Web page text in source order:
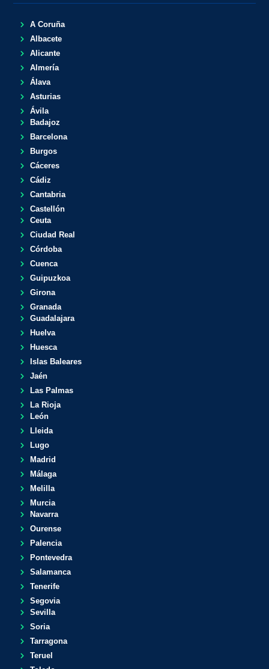
A Coruña
Albacete
Alicante
Almería
Álava
Asturias
Ávila
Badajoz
Barcelona
Burgos
Cáceres
Cádiz
Cantabria
Castellón
Ceuta
Ciudad Real
Córdoba
Cuenca
Guipuzkoa
Girona
Granada
Guadalajara
Huelva
Huesca
Islas Baleares
Jaén
Las Palmas
La Rioja
León
Lleida
Lugo
Madrid
Málaga
Melilla
Murcia
Navarra
Ourense
Palencia
Pontevedra
Salamanca
Tenerife
Segovia
Sevilla
Soria
Tarragona
Teruel